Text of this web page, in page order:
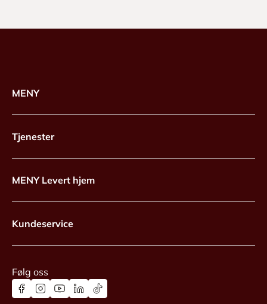
MENY
Tjenester
MENY Levert hjem
Kundeservice
Følg oss